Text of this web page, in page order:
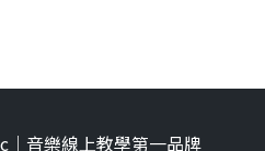
音樂線上教學第一品牌